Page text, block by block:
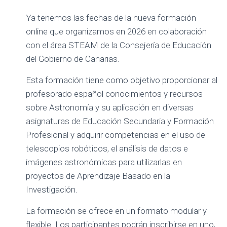
Ya tenemos las fechas de la nueva formación
online que organizamos en 2026 en colaboración
con el área STEAM de la Consejería de Educación
del Gobierno de Canarias.
Esta formación tiene como objetivo proporcionar al
profesorado español conocimientos y recursos
sobre Astronomía y su aplicación en diversas
asignaturas de Educación Secundaria y Formación
Profesional y adquirir competencias en el uso de
telescopios robóticos, el análisis de datos e
imágenes astronómicas para utilizarlas en
proyectos de Aprendizaje Basado en la
Investigación.
La formación se ofrece en un formato modular y
flexible. Los participantes podrán inscribirse en uno,